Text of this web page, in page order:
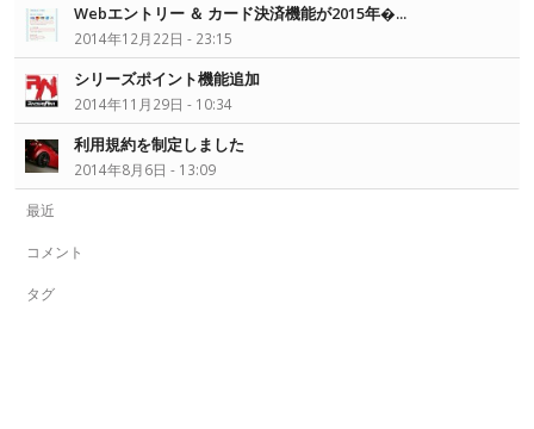
Webエントリー ＆ カード決済機能が2015年�...
2014年12月22日 - 23:15
シリーズポイント機能追加
2014年11月29日 - 10:34
利用規約を制定しました
2014年8月6日 - 13:09
最近
コメント
タグ